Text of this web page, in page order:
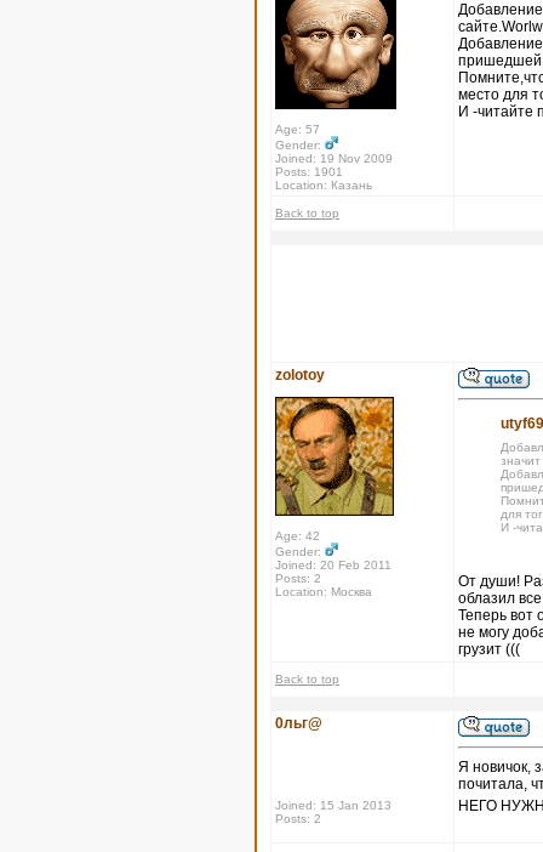
Age: 57
Gender:
Joined: 19 Nov 2009
Posts: 1901
Location: Казань
пришедшей
место для
И -читайте
Back to top
zolotoy
Age: 42
Gender:
Joined: 20 Feb 2011
Posts: 2
Location: Москва
для
И -
От души!
облазил
Теперь вот
не могу
грузит (((
Back to top
0льг@
Joined: 15 Jan 2013
Posts: 2
Я новичок,
почитала,
НЕГО